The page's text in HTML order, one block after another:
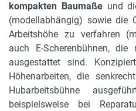
kompakten Baumaßeund
(modellabhängig) sowie die
Arbeitshöhe zu verfahren
auch E-Scherenbühnen,
ausgestattet sind.
Höhenarbeiten, die
Hubarbeitsbühne
beispielsweise bei